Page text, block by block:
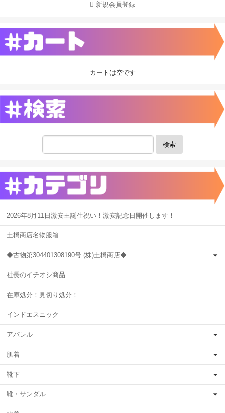
新規会員登録
カートは空です
検索
2026年8月11日激安王誕生祝い！激安記念日開催します！
土橋商店名物服箱
◆古物第304401308190号 (株)土橋商店◆
社長のイチオシ商品
在庫処分！見切り処分！
インドエスニック
アパレル
肌着
靴下
靴・サンダル